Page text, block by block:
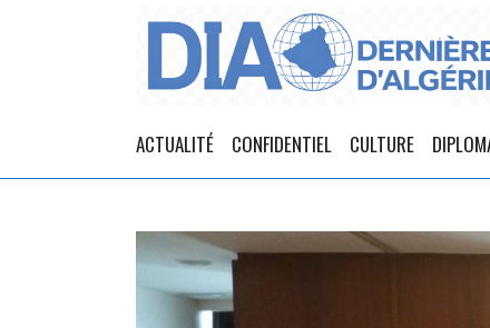
ACTUALITÉ CONFIDENTIEL CULTURE